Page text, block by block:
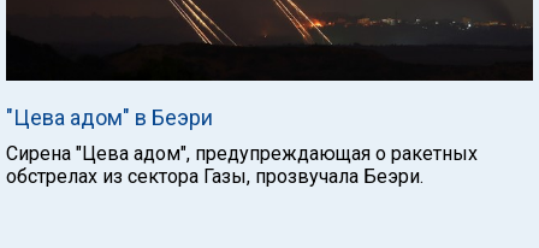
"Цева адом" в Беэри
Сирена "Цева адом", предупреждающая о ракетных
обстрелах из сектора Газы, прозвучала Беэри.